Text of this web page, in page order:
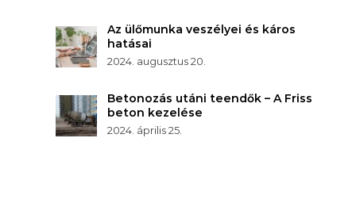
Az ülőmunka veszélyei és káros
hatásai
2024. augusztus 20.
Betonozás utáni teendők – A Friss
beton kezelése
2024. április 25.